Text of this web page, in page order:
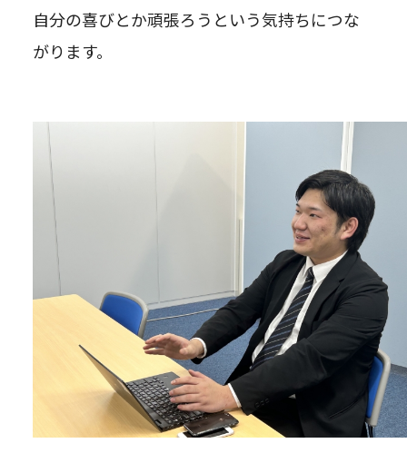
自分の喜びとか頑張ろうという気持ちにつな
がります。